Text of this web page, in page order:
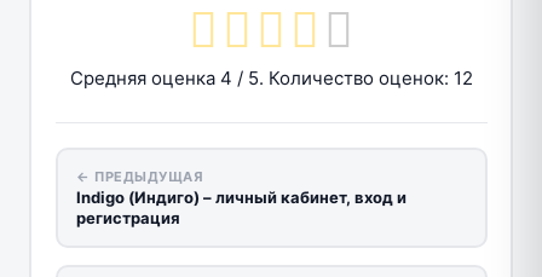
Средняя оценка 4 / 5. Количество оценок: 12
← ПРЕДЫДУЩАЯ
Indigo (Индиго) – личный кабинет, вход и
регистрация